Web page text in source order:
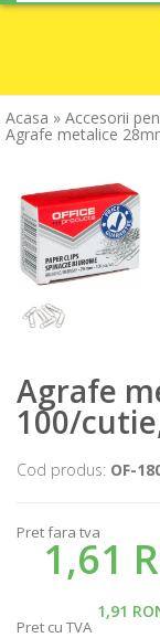
Acasa » Accesorii
Agrafe metalice
Agrafe
100/
Cod produs: OF-
Pret fara tva
1,61
1,91
Pret cu TVA